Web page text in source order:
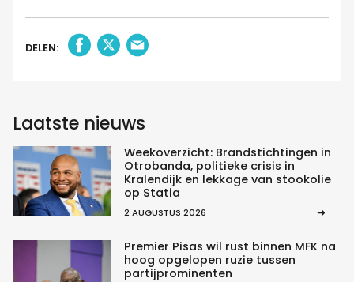
DELEN:
Laatste nieuws
Weekoverzicht: Brandstichtingen in
Otrobanda, politieke crisis in
Kralendijk en lekkage van stookolie
op Statia
2 AUGUSTUS 2026
Premier Pisas wil rust binnen MFK na
hoog opgelopen ruzie tussen
partijprominenten